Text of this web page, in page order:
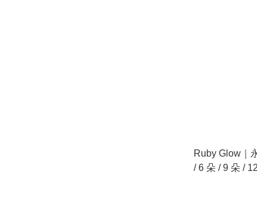
Ruby Glow｜永
/ 6 朵 / 9 朵 /